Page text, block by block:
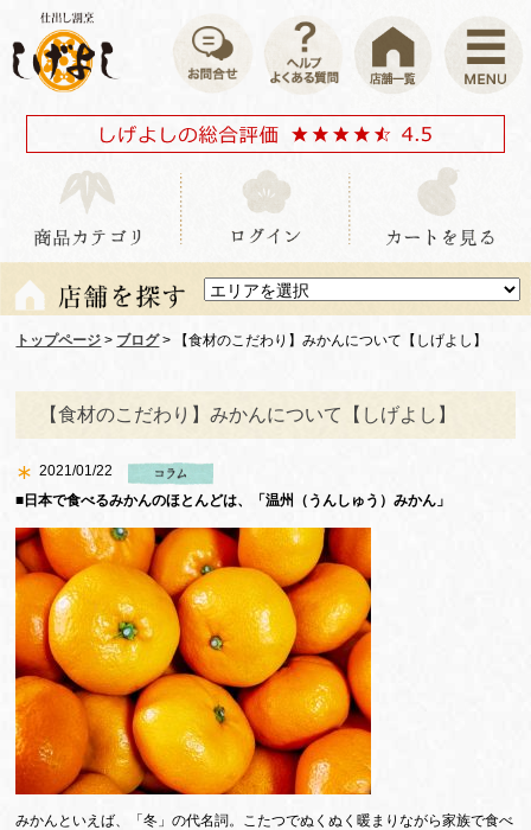
トップページ > ブログ> 【食材のこだわり】みかんについて【しげよし】
【食材のこだわり】みかんについて【しげよし】
2021/01/22
■日本で食べるみかんのほとんどは、「温州（うんしゅう）みかん」
みかんといえば、「冬」の代名詞。こたつでぬくぬく暖まりながら家族で食べ